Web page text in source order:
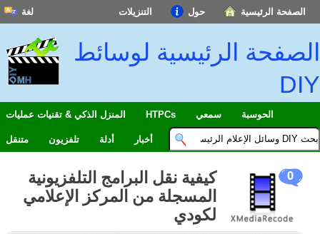
الصفحة الرئيسية حول التنزيلات لغة
الصفحة الرئيسية لوسائط
DIY
المنزل الذكي & تقنيات عمليات HTPCs سمعي الحوسبة
متنقل تلفزيون أدلة أخبار
0
كيفية نقل البرامج التلفزيونية
المسجلة من المركز الإعلامي
لكودي